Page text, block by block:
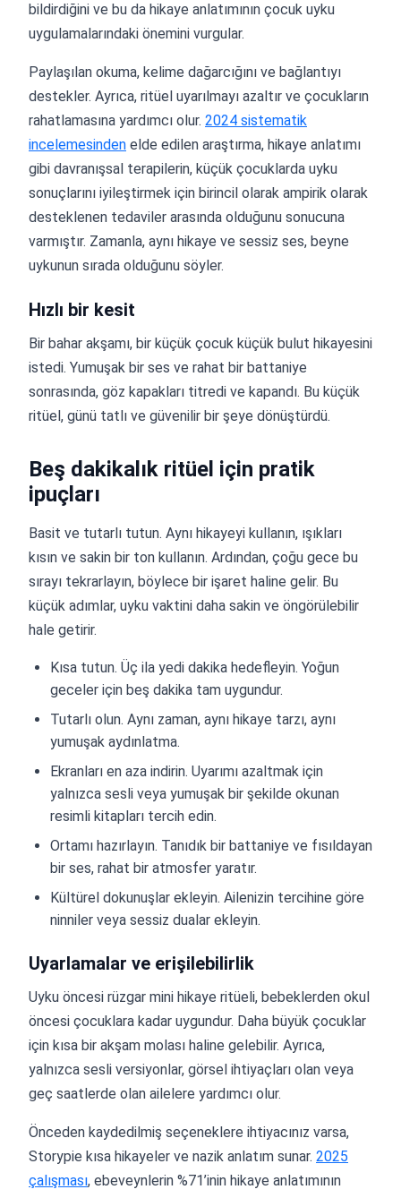
bildirdiğini ve bu da hikaye anlatımının çocuk uyku
uygulamalarındaki önemini vurgular.
Paylaşılan okuma, kelime dağarcığını ve bağlantıyı
destekler. Ayrıca, ritüel uyarılmayı azaltır ve çocukların
rahatlamasına yardımcı olur. 2024 sistematik
incelemesinden elde edilen araştırma, hikaye anlatımı
gibi davranışsal terapilerin, küçük çocuklarda uyku
sonuçlarını iyileştirmek için birincil olarak ampirik olarak
desteklenen tedaviler arasında olduğunu sonucuna
varmıştır. Zamanla, aynı hikaye ve sessiz ses, beyne
uykunun sırada olduğunu söyler.
Hızlı bir kesit
Bir bahar akşamı, bir küçük çocuk küçük bulut hikayesini
istedi. Yumuşak bir ses ve rahat bir battaniye
sonrasında, göz kapakları titredi ve kapandı. Bu küçük
ritüel, günü tatlı ve güvenilir bir şeye dönüştürdü.
Beş dakikalık ritüel için pratik
ipuçları
Basit ve tutarlı tutun. Aynı hikayeyi kullanın, ışıkları
kısın ve sakin bir ton kullanın. Ardından, çoğu gece bu
sırayı tekrarlayın, böylece bir işaret haline gelir. Bu
küçük adımlar, uyku vaktini daha sakin ve öngörülebilir
hale getirir.
Kısa tutun. Üç ila yedi dakika hedefleyin. Yoğun
geceler için beş dakika tam uygundur.
Tutarlı olun. Aynı zaman, aynı hikaye tarzı, aynı
yumuşak aydınlatma.
Ekranları en aza indirin. Uyarımı azaltmak için
yalnızca sesli veya yumuşak bir şekilde okunan
resimli kitapları tercih edin.
Ortamı hazırlayın. Tanıdık bir battaniye ve fısıldayan
bir ses, rahat bir atmosfer yaratır.
Kültürel dokunuşlar ekleyin. Ailenizin tercihine göre
ninniler veya sessiz dualar ekleyin.
Uyarlamalar ve erişilebilirlik
Uyku öncesi rüzgar mini hikaye ritüeli, bebeklerden okul
öncesi çocuklara kadar uygundur. Daha büyük çocuklar
için kısa bir akşam molası haline gelebilir. Ayrıca,
yalnızca sesli versiyonlar, görsel ihtiyaçları olan veya
geç saatlerde olan ailelere yardımcı olur.
Önceden kaydedilmiş seçeneklere ihtiyacınız varsa,
Storypie kısa hikayeler ve nazik anlatım sunar. 2025
çalışması, ebeveynlerin %71’inin hikaye anlatımının